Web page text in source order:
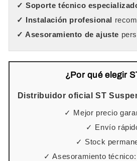
✓ Soporte técnico
✓ Instalación profesional
✓ Asesoramiento de ajuste
¿Por qué elegir
Distribuidor oficial ST
✓ Mejor precio
✓ Envío
✓ Stock
✓ Asesoramiento